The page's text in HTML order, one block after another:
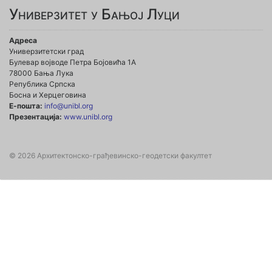
Универзитет у Бањој Луци
Адреса
Универзитетски град
Булевар војводе Петра Бојовића 1А
78000 Бања Лука
Република Српска
Босна и Херцеговина
Е-пошта: info@unibl.org
Презентација: www.unibl.org
© 2026 Архитектонско-грађевинско-геодетски факултет